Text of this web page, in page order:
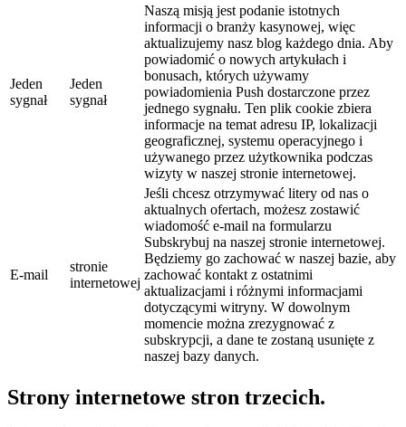
Jeden
sygnał
Jeden
sygnał
Naszą misją jest podanie istotnych
informacji o branży kasynowej, więc
aktualizujemy nasz blog każdego dnia. Aby
powiadomić o nowych artykułach i
bonusach, których używamy
powiadomienia Push dostarczone przez
jednego sygnału. Ten plik cookie zbiera
informacje na temat adresu IP, lokalizacji
geograficznej, systemu operacyjnego i
używanego przez użytkownika podczas
wizyty w naszej stronie internetowej.
E-mail
stronie
internetowej
Jeśli chcesz otrzymywać litery od nas o
aktualnych ofertach, możesz zostawić
wiadomość e-mail na formularzu
Subskrybuj na naszej stronie internetowej.
Będziemy go zachować w naszej bazie, aby
zachować kontakt z ostatnimi
aktualizacjami i różnymi informacjami
dotyczącymi witryny. W dowolnym
momencie można zrezygnować z
subskrypcji, a dane te zostaną usunięte z
naszej bazy danych.
Strony internetowe stron trzecich.